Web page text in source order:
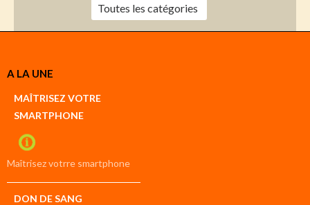
Toutes les catégories
Créer
compte
compte
A LA UNE
MAÎTRISEZ VOTRE
SMARTPHONE
Maîtrisez votrre smartphone
DON DE SANG